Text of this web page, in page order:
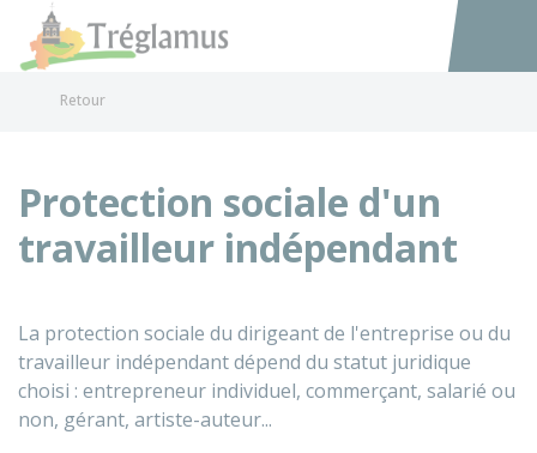
Accéder
Retour
Protection sociale d'un
travailleur indépendant
La protection sociale du dirigeant de l'entreprise ou du
travailleur indépendant dépend du statut juridique
choisi : entrepreneur individuel, commerçant, salarié ou
non, gérant, artiste-auteur...